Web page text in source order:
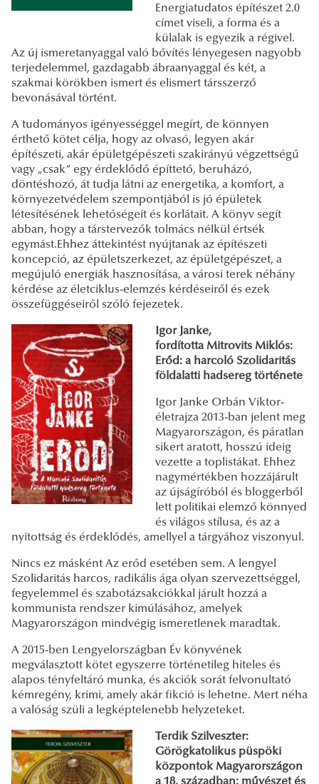
Energiatudatos építészet 2.0
címet viseli, a forma és a
külalak is egyezik a régivel.
Az új ismeretanyaggal való bővítés lényegesen nagyobb
terjedelemmel, gazdagabb ábraanyaggal és két, a
szakmai körökben ismert és elismert társszerző
bevonásával történt.
A tudományos igényességgel megírt, de könnyen
érthető kötet célja, hogy az olvasó, legyen akár
építészeti, akár épületgépészeti szakirányú végzettségű
vagy „csak” egy érdeklődő építtető, beruházó,
döntéshozó, át tudja látni az energetika, a komfort, a
környezetvédelem szempontjából is jó épületek
létesítésének lehetőségeit és korlátait. A könyv segít
abban, hogy a társtervezők tolmács nélkül értsék
egymást.Ehhez áttekintést nyújtanak az építészeti
koncepció, az épületszerkezet, az épületgépészet, a
megújuló energiák hasznosítása, a városi terek néhány
kérdése az életciklus-elemzés kérdéseiről és ezek
összefüggéseiről szóló fejezetek.
Igor Janke,
fordította Mitrovits Miklós:
Erőd: a harcoló Szolidaritás
földalatti hadsereg története
Igor Janke Orbán Viktor-
életrajza 2013-ban jelent meg
Magyarországon, és páratlan
sikert aratott, hosszú ideig
vezette a toplistákat. Ehhez
nagymértékben hozzájárult
az újságíróból és bloggerből
lett politikai elemző könnyed
és világos stílusa, és az a
nyitottság és érdeklődés, amellyel a tárgyához viszonyul.
Nincs ez másként Az erőd esetében sem. A lengyel
Szolidaritás harcos, radikális ága olyan szervezettséggel,
fegyelemmel és szabotázsakciókkal járult hozzá a
kommunista rendszer kimúlásához, amelyek
Magyarországon mindvégig ismeretlenek maradtak.
A 2015-ben Lengyelországban Év könyvének
megválasztott kötet egyszerre történetileg hiteles és
alapos tényfeltáró munka, és akciók sorát felvonultató
kémregény, krimi, amely akár fikció is lehetne. Mert néha
a valóság szüli a legképtelenebb helyzeteket.
Terdik Szilveszter:
Görögkatolikus püspöki
központok Magyarországon
a 18. században: művészet és